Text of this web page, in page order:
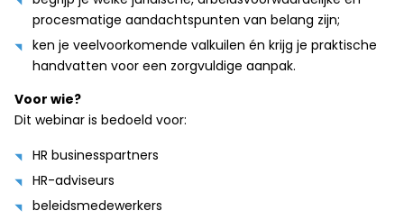
procesmatige aandachtspunten van belang zijn;
ken je veelvoorkomende valkuilen én krijg je praktische
handvatten voor een zorgvuldige aanpak.
Voor wie?
Dit webinar is bedoeld voor:
HR businesspartners
HR-adviseurs
beleidsmedewerkers